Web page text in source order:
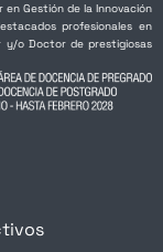
Gestión de la Innovación
profesionales en
y/o Doctor de prestigiosas